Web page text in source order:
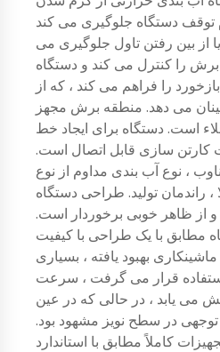
توقف دستگاه جلوگیری می کند
از بین رفتن تاول جلوگیری می
را کنترل می کند و دستگاه
را فراهم می کند ، که از
می دهد. منطقه برش مجهز
است. دستگاه برای ایجاد خط
کارتن سازی قابل اتصال است.
، نوع آب بندی مداوم از نوع
راندمان تولید. طراحی دستگاه
از ظاهر خوبی برخوردار است.
مطابق با یک طراحی با کیفیت
بهبود یافته ، بسیاری
قرار می گرفت ، سرعت
می یابد ، در حالی که در عین
در سطح نویز مشهود بود.